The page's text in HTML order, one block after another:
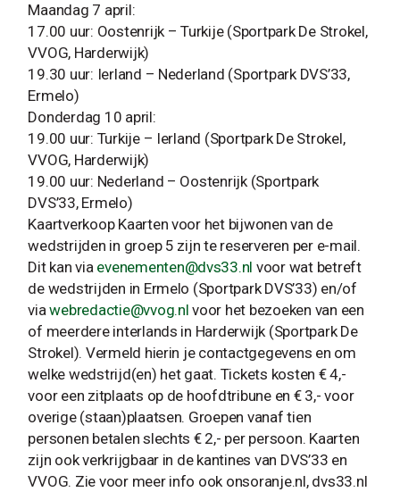
Maandag 7 april:
17.00 uur: Oostenrijk – Turkije (Sportpark De Strokel,
VVOG, Harderwijk)
19.30 uur: Ierland – Nederland (Sportpark DVS’33,
Ermelo)
Donderdag 10 april:
19.00 uur: Turkije – Ierland (Sportpark De Strokel,
VVOG, Harderwijk)
19.00 uur: Nederland – Oostenrijk (Sportpark
DVS’33, Ermelo)
Kaartverkoop Kaarten voor het bijwonen van de
wedstrijden in groep 5 zijn te reserveren per e-mail.
Dit kan via evenementen@dvs33.nl voor wat betreft
de wedstrijden in Ermelo (Sportpark DVS’33) en/of
viawebredactie@vvog.nl voor het bezoeken van een
of meerdere interlands in Harderwijk (Sportpark De
Strokel). Vermeld hierin je contactgegevens en om
welke wedstrijd(en) het gaat. Tickets kosten € 4,-
voor een zitplaats op de hoofdtribune en € 3,- voor
overige (staan)plaatsen. Groepen vanaf tien
personen betalen slechts € 2,- per persoon. Kaarten
zijn ook verkrijgbaar in de kantines van DVS’33 en
VVOG. Zie voor meer info ook onsoranje.nl, dvs33.nl